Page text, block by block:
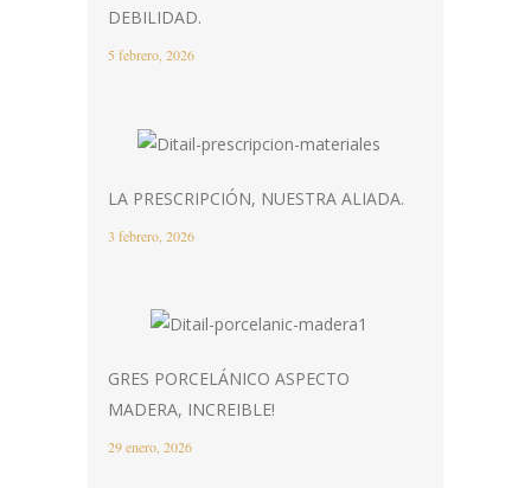
DEBILIDAD.
5 febrero, 2026
LA PRESCRIPCIÓN, NUESTRA ALIADA.
3 febrero, 2026
GRES PORCELÁNICO ASPECTO
MADERA, INCREIBLE!
29 enero, 2026